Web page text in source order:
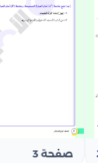
صفحة 3